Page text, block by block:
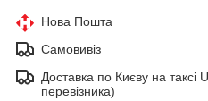
Нова Пошта
Самовивіз
Доставка по Києву на
перевізника)